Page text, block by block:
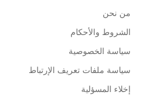
من نحن
الشروط والأحكام
سياسة الخصوصية
سياسة ملفات تعريف الإرتباط
إخلاء المسؤلية